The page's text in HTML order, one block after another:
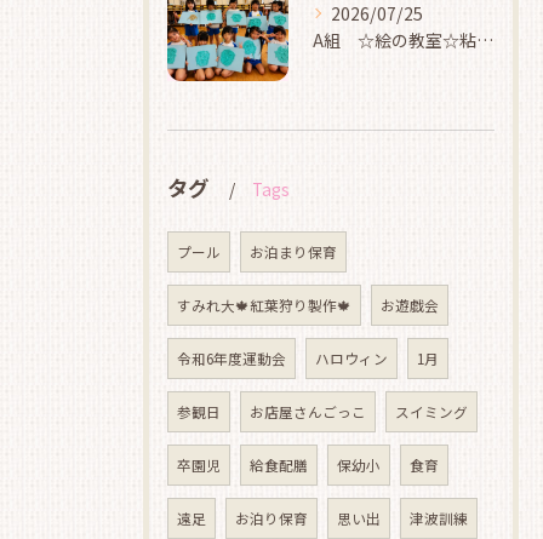
2026/07/25
A組 ☆絵の教室☆粘土☆
タグ Tags
プール お泊まり保育
すみれ大🍁紅葉狩り製作🍁 お遊戯会
令和6年度運動会 ハロウィン 1月
参観日 お店屋さんごっこ スイミング
卒園児 給食配膳 保幼小 食育
遠足 お泊り保育 思い出 津波訓練